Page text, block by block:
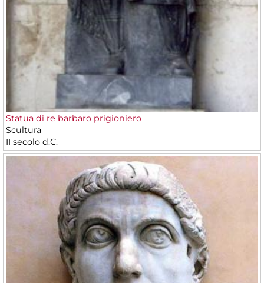
Statua di re barbaro prigioniero
Scultura
II secolo d.C.